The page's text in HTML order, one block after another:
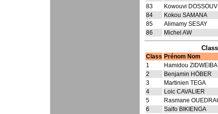
83
Kowouvi
84
Kokou SAMANA
85
Alimamy SESAY
86
Michel AW
Class Prénom Nom
1
Hamidou ZIDWEIBA
2
Benjamin HÖBER
3
Martinien TEGA
4
Loic CAVALIER
5
Rasmane
6
Salfo BIKIENGA